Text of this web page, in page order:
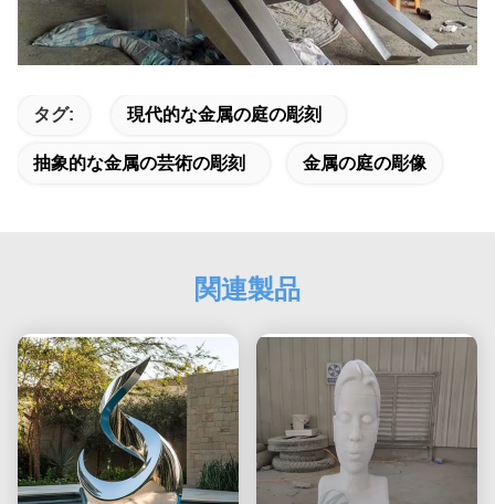
タグ: 現代的な金属の庭の彫刻
抽象的な金属の芸術の彫刻 金属の庭の彫像
関連製品